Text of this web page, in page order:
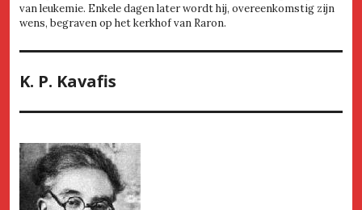
van leukemie. Enkele dagen later wordt hij, overeenkomstig zijn
wens, begraven op het kerkhof van Raron.
K. P. Kavafis